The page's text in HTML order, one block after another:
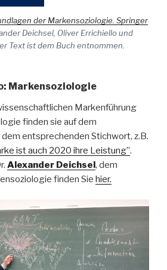
der Markensoziologie. Springer
Deichsel, Oliver Errichiello und
Text ist dem Buch entnommen.
Markensoziologie
Markenführung
finden sie auf dem
dem entsprechenden Stichwort, z.B.
ist auch 2020 ihre Leistung”.
Alexander Deichsel, dem
finden Sie hier.